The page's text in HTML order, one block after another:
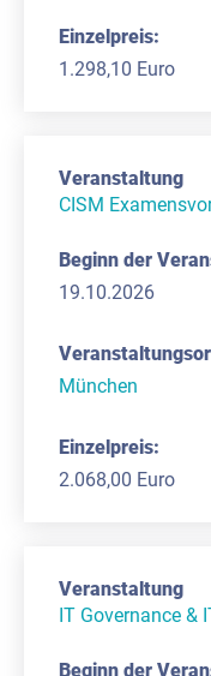
1.298,10 Euro
CISM
19.10.2026
München
2.068,00 Euro
IT Governance &